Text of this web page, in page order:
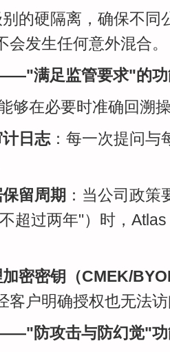
的硬隔离，确保不同
会发生任何意外混合。
满足监管要求"的
够在必要时准确回溯
日志 ：每一次提问
留周期 ：当公司政
超过两年"）时，
加密密钥（CMEK/
客户明确授权也无法
防攻击与防幻觉"